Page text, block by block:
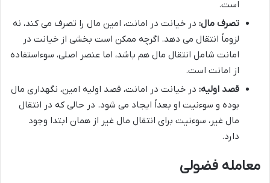
است.
تصرف مال: در خیانت در امانت، امین مال را تصرف می کند، نه
لزوماً انتقال می دهد. اگرچه ممکن است بخشی از خیانت در
امانت شامل انتقال مال هم باشد، اما عنصر اصلی، سوءاستفاده
از امانت است.
قصد اولیه: در خیانت در امانت، قصد اولیه امین، نگهداری مال
بوده و سوءنیت او بعداً ایجاد می شود. در حالی که در انتقال
مال غیر، سوءنیت برای انتقال مال غیر از همان ابتدا وجود
دارد.
معامله فضولی